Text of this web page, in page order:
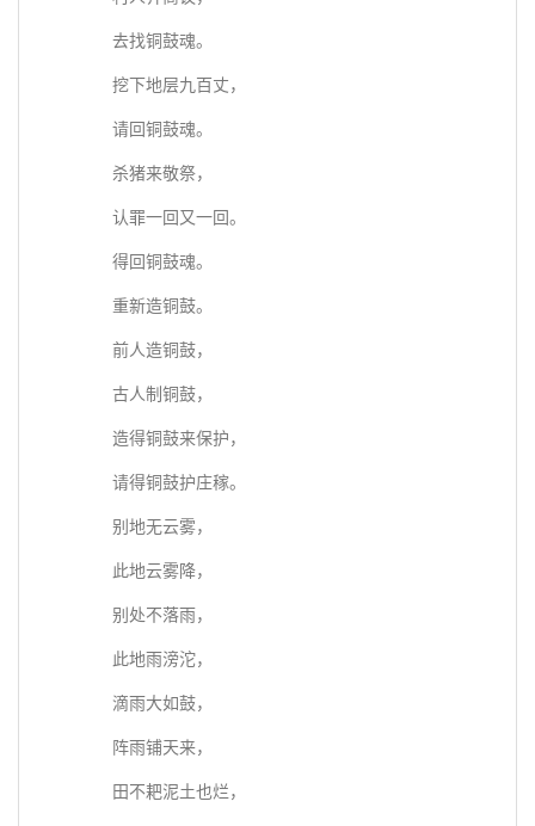
去找铜鼓魂。
挖下地层九百丈，
请回铜鼓魂。
杀猪来敬祭，
认罪一回又一回。
得回铜鼓魂。
重新造铜鼓。
前人造铜鼓，
古人制铜鼓，
造得铜鼓来保护，
请得铜鼓护庄稼。
别地无云雾，
此地云雾降，
别处不落雨，
此地雨滂沱，
滴雨大如鼓，
阵雨铺天来，
田不耙泥土也烂，